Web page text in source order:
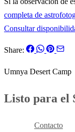
completa de
Consultar
Share:
Umnya Desert Camp
Listo para el
Contacto